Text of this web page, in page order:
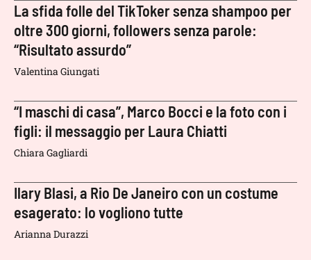
La sfida folle del TikToker senza shampoo per
oltre 300 giorni, followers senza parole:
“Risultato assurdo”
Valentina Giungati
“I maschi di casa”, Marco Bocci e la foto con i
figli: il messaggio per Laura Chiatti
Chiara Gagliardi
Ilary Blasi, a Rio De Janeiro con un costume
esagerato: lo vogliono tutte
Arianna Durazzi